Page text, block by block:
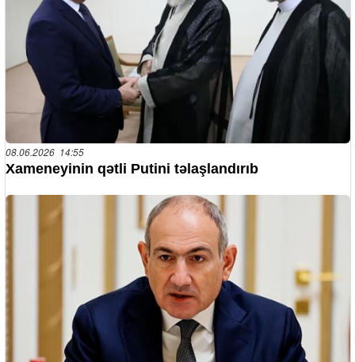
08.06.2026 14:55
Xameneyinin qətli Putini təlaşlandırıb